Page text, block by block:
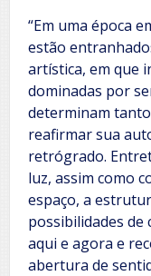
“Em uma época
estão
artística, em que
dominadas por
determinam
reafirmar sua
retrógrado.
luz, assim como
espaço, a
possibilidades de
aqui e agora e
abertura de